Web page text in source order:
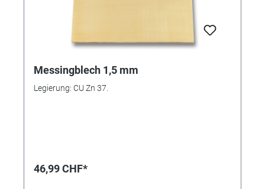
Messingblech 1,5 mm
Legierung: CU Zn 37.
46,99 CHF*